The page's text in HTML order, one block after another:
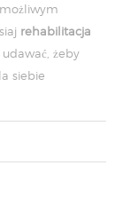
rehabilitacja
żeby
siebie